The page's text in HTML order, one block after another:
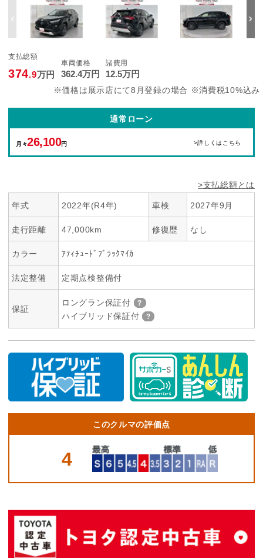
支払総額
374.9万円
車両価格
362.4万円
諸費用
12.5万円
※価格は展示店にて8月登録の場合 ※消費税10%込み
通常ローン
月々26,100円 >詳しくはこちら
>支払総額とは
年式 2022年(R4年) 車検 2027年9月
走行距離 47,000km 修復歴 なし
カラー ｱﾃｨﾁｭｰﾄﾞﾌﾞﾗｯｸﾏｲｶ
法定整備 定期点検整備付
保証
ロングラン保証付
ハイブリッド保証付
このクルマの評価点
4